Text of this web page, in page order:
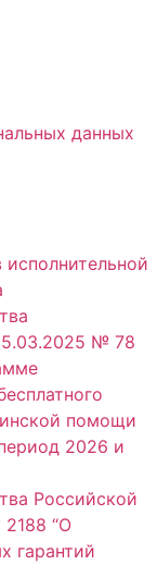
данных
№ 78
помощи
2026 и
Российской
“О
гарантий